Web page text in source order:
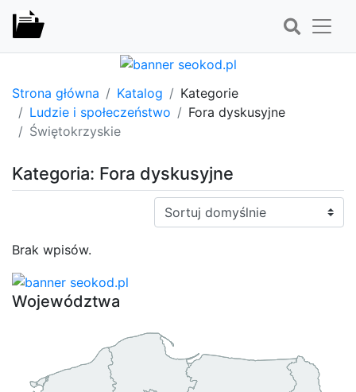
Strona główna Katalog
Kategorie
Ludzie i społeczeństwo
Fora dyskusyjne
Świętokrzyskie
Kategoria: Fora dyskusyjne
Sortuj:
Brak wpisów.
Województwa